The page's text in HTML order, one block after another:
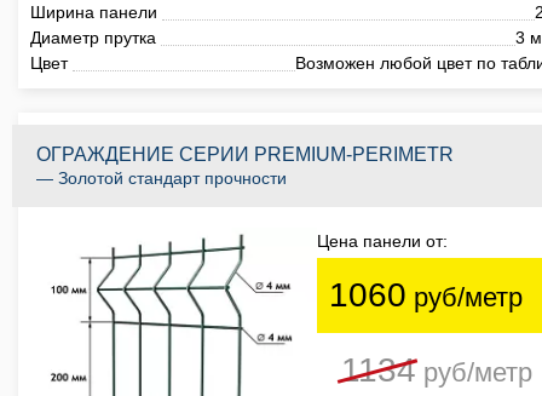
Ширина панели
Диаметр прутка
3
Цвет
Возможен любой цвет по
ОГРАЖДЕНИЕ СЕРИИ PREMIUM-PERIMETR
— Золотой стандарт прочности
Цена панели от:
1060 руб/метр
1134руб/метр